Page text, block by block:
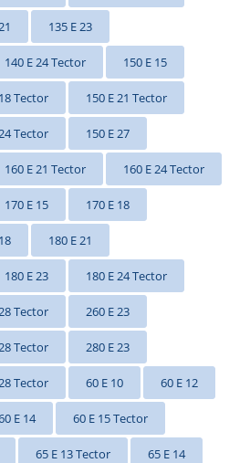
135 E 23
140 E 24 Tector 150 E 15
Tector 150 E 21 Tector
Tector 150 E 27
160 E 21 Tector 160 E 24 Tector
170 E 15 170 E 18
180 E 21
180 E 23 180 E 24 Tector
Tector 260 E 23
Tector 280 E 23
Tector 60 E 10 60 E 12
E 14 60 E 15 Tector
65 E 13 Tector 65 E 14